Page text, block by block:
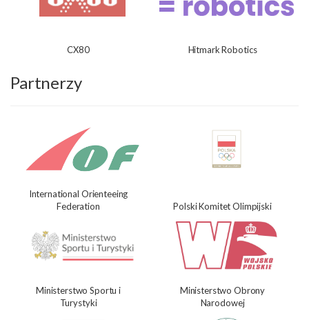
CX80 Hitmark Robotics
Partnerzy
International Orienteeing
Federation
Polski Komitet Olimpijski
Ministerstwo Sportu i
Turystyki
Ministerstwo Obrony
Narodowej